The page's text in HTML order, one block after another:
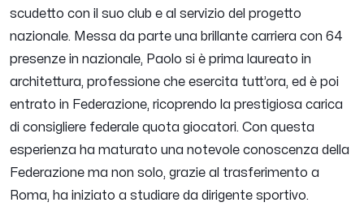
scudetto con il suo club e al servizio del progetto
nazionale. Messa da parte una brillante carriera con 64
presenze in nazionale, Paolo si è prima laureato in
architettura, professione che esercita tutt’ora, ed è poi
entrato in Federazione, ricoprendo la prestigiosa carica
di consigliere federale quota giocatori. Con questa
esperienza ha maturato una notevole conoscenza della
Federazione ma non solo, grazie al trasferimento a
Roma, ha iniziato a studiare da dirigente sportivo.